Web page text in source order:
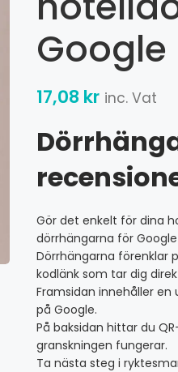
Google
17,08 kr inc. Vat
Gör det enkelt för dina
dörrhängarna för
Dörrhängarna förenklar
kodlänk som tar dig
Framsidan innehåller
på Google.
På baksidan hittar du
granskningen fungerar.
Ta nästa steg i